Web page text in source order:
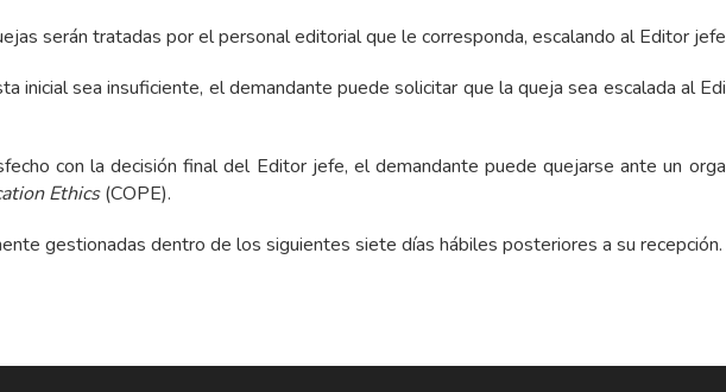
serán tratadas por el personal editorial que le corresponda, escalando al Editor
inicial sea insuficiente, el demandante puede solicitar que la queja sea escalada al
con la decisión final del Editor jefe, el demandante puede quejarse ante un
Ethics(COPE).
gestionadas dentro de los siguientes siete días hábiles posteriores a su recepción.